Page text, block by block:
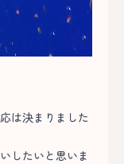
は決まりました
したいと思いま